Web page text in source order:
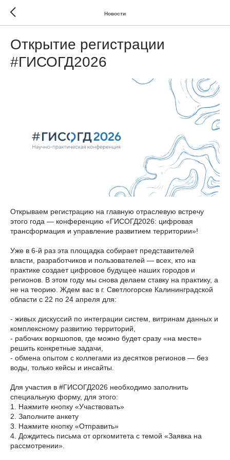
Новости
Открытие регистрации
#ГИСОГД2026
Открываем регистрацию на главную отраслевую встречу
этого года — конференцию «ГИСОГД2026: цифровая
трансформация и управление развитием территории»!
Уже в 6-й раз эта площадка собирает представителей
власти, разработчиков и пользователей — всех, кто на
практике создает цифровое будущее наших городов и
регионов. В этом году мы снова делаем ставку на практику, а
не на теорию. Ждем вас в г. Светлогорске Калининградской
области с 22 по 24 апреля для:
- живых дискуссий по интеграции систем, витринам данных и
комплексному развитию территорий,
- рабочих воркшопов, где можно будет сразу «на месте»
решить конкретные задачи,
- обмена опытом с коллегами из десятков регионов — без
воды, только кейсы и инсайты.
Для участия в #ГИСОГД2026 необходимо заполнить
специальную форму, для этого:
1. Нажмите кнопку «Участвовать»
2. Заполните анкету
3. Нажмите кнопку «Отправить»
4. Дождитесь письма от оргкомитета с темой «Заявка на
рассмотрении».